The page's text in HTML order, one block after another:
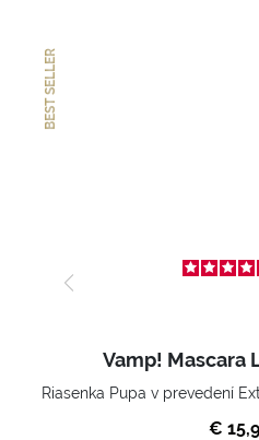
BEST SELLER
Vamp! Mascara
€